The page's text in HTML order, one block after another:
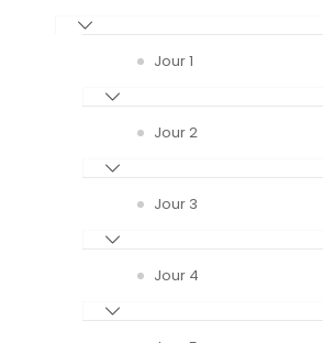
Jour 1
Jour 2
Jour 3
Jour 4